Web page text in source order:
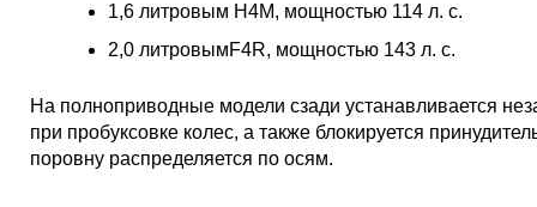
1,6 литровым H4M, мощностью 114 л. с.
2,0 литровымF4R, мощностью 143 л. с.
На полноприводные модели сзади устанавливается
при пробуксовке колес, а также блокируется
поровну распределяется по осям.